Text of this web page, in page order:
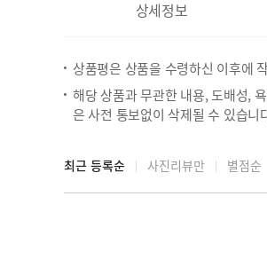
상세정보
상품평은 상품을 수령하신 이후에
해당 상품과 무관한 내용, 도배성,
은 사전 통보없이 삭제될 수 있습니
최근 등록순 사진리뷰만 별점순